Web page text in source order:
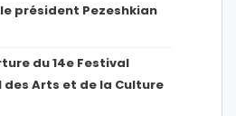
président Pezeshkian
du 14e Festival
Arts et de la Culture